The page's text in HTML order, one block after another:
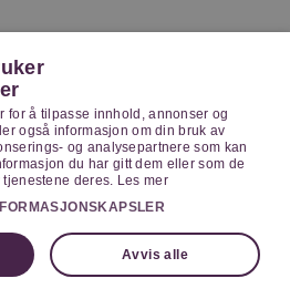
for å tilpasse innhold, annonser og
også informasjon om din bruk av
og analysepartnere som kan
du har gitt dem eller som de
deres. Les mer
Avvis alle